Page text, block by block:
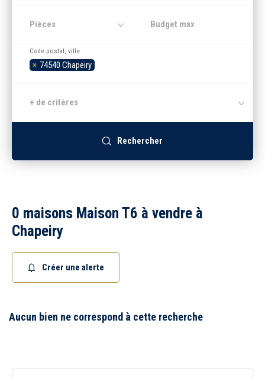
Recherche par ville
Pièces
× 74540 Chapeiry
Code postal, ville
+ de critères
Rechercher
0 maisons Maison T6 à vendre à
Chapeiry
Créer une alerte
Aucun bien ne correspond à cette recherche